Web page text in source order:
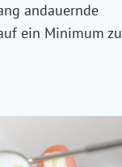
andauernde
ein Minimum zu